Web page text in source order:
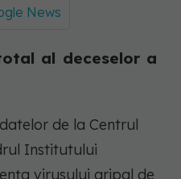
News
al deceselor a
de la Centrul
Institutului
virusului gripal de